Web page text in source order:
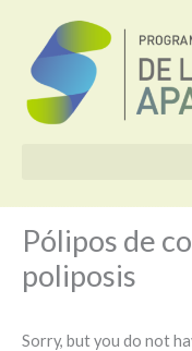
contenido
Pólipos de
poliposis
Sorry, but you do not